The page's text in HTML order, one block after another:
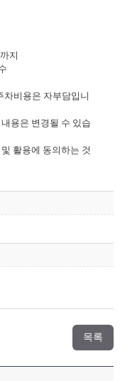
지
차비용은 자부담입니
용은 변경될 수 있습
활용에 동의하는 것
목록